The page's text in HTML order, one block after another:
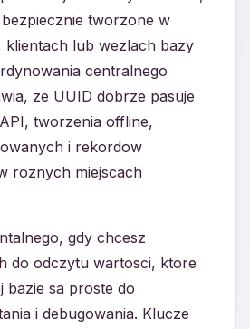
tworzone w
klientach lub wezlach bazy
centralnego
ze UUID dobrze pasuje
tworzenia offline,
i rekordow
roznych miejscach
gdy chcesz
do odczytu wartosci, ktore
sa proste do
i debugowania. Klucze